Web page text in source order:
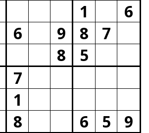
1
6
6
9 8
7
8
5
7
1
8 6 5
9